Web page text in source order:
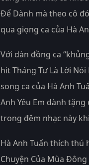
Để Dành mà theo cô
qua giọng ca của Hà
Với dàn đồng ca
hit Tháng Tư Là Lời
song ca của Hà Anh
Anh Yêu Em dành
trong đêm nhạc này
Hà Anh Tuấn thích thú
Chuyện Của Mùa